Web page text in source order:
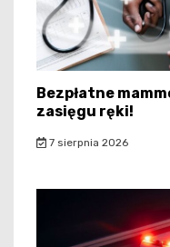
Bezpłatne
zasięgu ręki!
7 sierpnia 2026